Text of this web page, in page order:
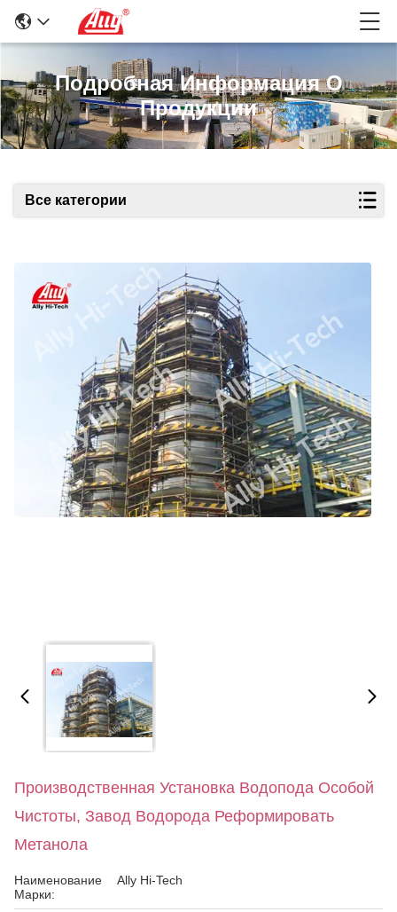
Подробная Информация О
Продукции
Все категории
Производственная Установка Водопода Особой
Чистоты, Завод Водорода Реформировать
Метанола
Наименование
Марки:
Ally Hi-Tech